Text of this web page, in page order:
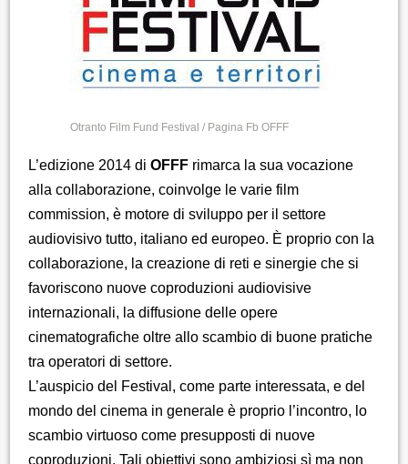
Otranto Film Fund Festival / Pagina Fb OFFF
L’edizione 2014 diOFFF rimarca la sua vocazione
alla collaborazione, coinvolge le varie film
commission, è motore di sviluppo per il settore
audiovisivo tutto, italiano ed europeo. È proprio con la
collaborazione, la creazione di reti e sinergie che si
favoriscono nuove coproduzioni audiovisive
internazionali, la diffusione delle opere
cinematografiche oltre allo scambio di buone pratiche
tra operatori di settore.
L’auspicio del Festival, come parte interessata, e del
mondo del cinema in generale è proprio l’incontro, lo
scambio virtuoso come presupposti di nuove
coproduzioni. Tali obiettivi sono ambiziosi sì ma non